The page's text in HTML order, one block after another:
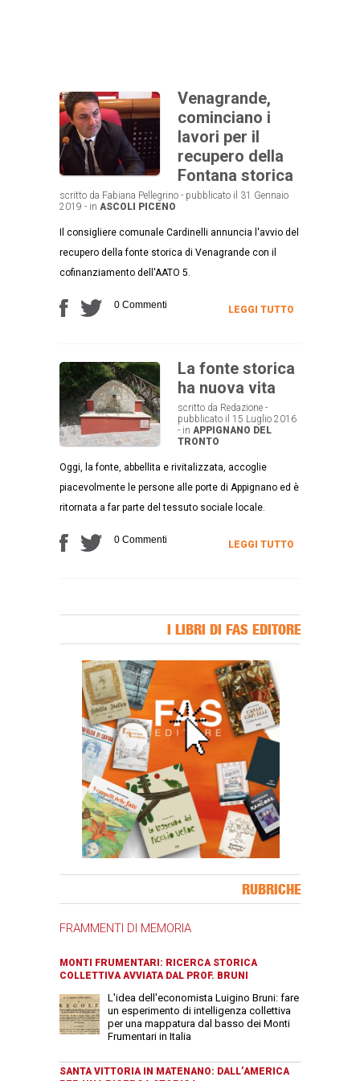
Venagrande,
cominciano i
lavori per il
recupero della
Fontana storica
scritto da Fabiana Pellegrino - pubblicato il 31 Gennaio
2019 - in ASCOLI PICENO
Il consigliere comunale Cardinelli annuncia l'avvio del
recupero della fonte storica di Venagrande con il
cofinanziamento dell'AATO 5.
0 Commenti LEGGI TUTTO
La fonte storica
ha nuova vita
scritto da Redazione -
pubblicato il 15 Luglio 2016
- in APPIGNANO DEL
TRONTO
Oggi, la fonte, abbellita e rivitalizzata, accoglie
piacevolmente le persone alle porte di Appignano ed è
ritornata a far parte del tessuto sociale locale.
0 Commenti LEGGI TUTTO
I LIBRI DI FAS EDITORE
RUBRICHE
FRAMMENTI DI MEMORIA
MONTI FRUMENTARI: RICERCA STORICA
COLLETTIVA AVVIATA DAL PROF. BRUNI
L'idea dell'economista Luigino Bruni: fare
un esperimento di intelligenza collettiva
per una mappatura dal basso dei Monti
Frumentari in Italia
SANTA VITTORIA IN MATENANO: DALL’AMERICA